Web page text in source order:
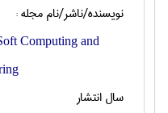
نویسنده/ناشر/نام مجله :
Computing and
سال انتشار